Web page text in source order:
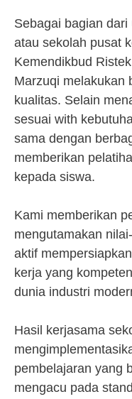
Sebagai bagian
atau sekolah pusat
Kemendikbud
Marzuqi melakukan
kualitas. Selain
sesuai with
sama dengan
memberikan
kepada siswa.
Kami memberikan
mengutamakan
aktif
kerja yang
dunia industri
Hasil kerjasama
pembelajaran yang
mengacu pada